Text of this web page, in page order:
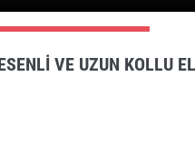
VE UZUN KOLLU